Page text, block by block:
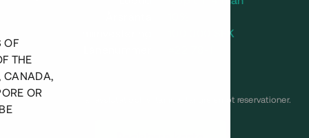
100 000 SEK
Detta projekt är avslutat och vi tar inte längre emot reservationer.
OF
THE
CANADA,
OR